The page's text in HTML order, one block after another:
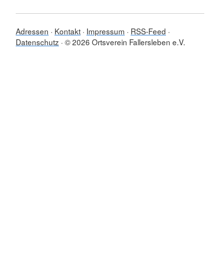
Adressen Kontakt Impressum
RSS-Feed
Datenschutz © 2026 Ortsverein Fallersleben e.V.